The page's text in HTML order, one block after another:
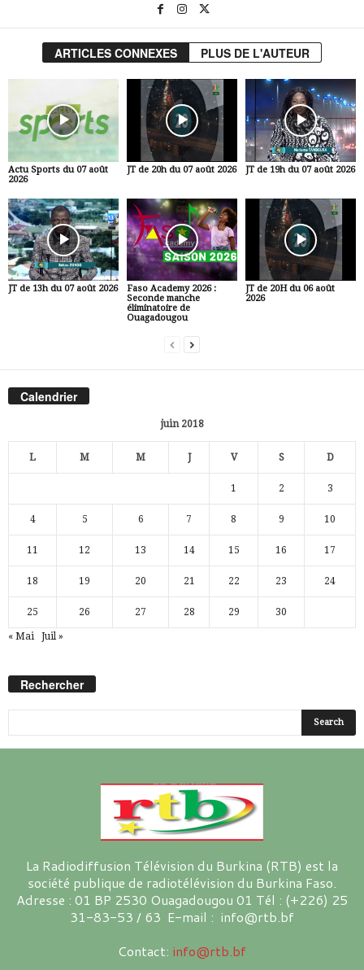
ARTICLES CONNEXES PLUS DE L'AUTEUR
Actu Sports du 07 août
2026
JT de 20h du 07 août 2026 JT de 19h du 07 août 2026
JT de 13h du 07 août 2026
Faso Academy 2026 :
Seconde manche
éliminatoire de
Ouagadougou
JT de 20H du 06 août
2026
Calendrier
juin 2018
L M M J V S D
1 2 3
4 5 6 7 8 9 10
11 12 13 14 15 16 17
18 19 20 21 22 23 24
25 26 27 28 29 30
« Mai Juil »
Rechercher
La Radiodiffusion Télévision du Burkina (RTB) est la
société publique de radiotélévision du Burkina Faso.
Adresse : 01 BP 2530 Ouagadougou 01 Tél : (+226) 25
31-83-53 / 63 E-mail : info@rtb.bf
Contact: info@rtb.bf